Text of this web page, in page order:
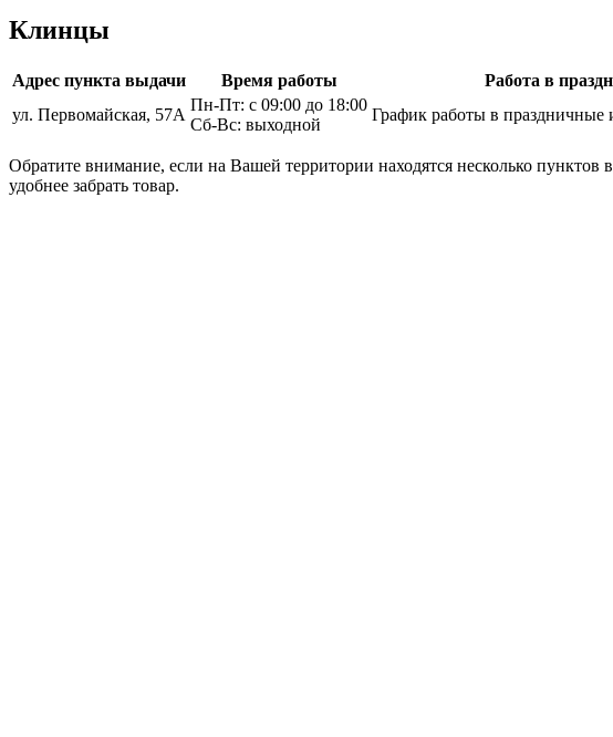
Клинцы
Адрес пункта выдачи Время работы Работа в
ул. Первомайская, 57А
Пн-Пт: с 09:00 до 18:00
Сб-Вс: выходной
График работы в праздничные
Обратите внимание, если на Вашей территории находятся несколько
удобнее забрать товар.